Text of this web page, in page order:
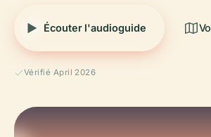
Écouter l'audioguide
Vérifié April 2026